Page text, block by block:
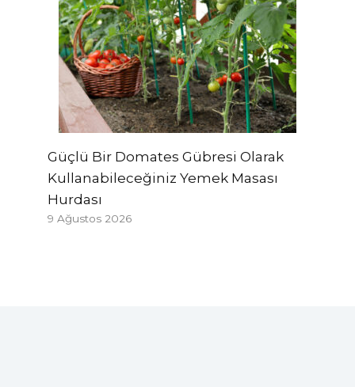
Güçlü Bir Domates Gübresi Olarak
Kullanabileceğiniz Yemek Masası
Hurdası
9 Ağustos 2026